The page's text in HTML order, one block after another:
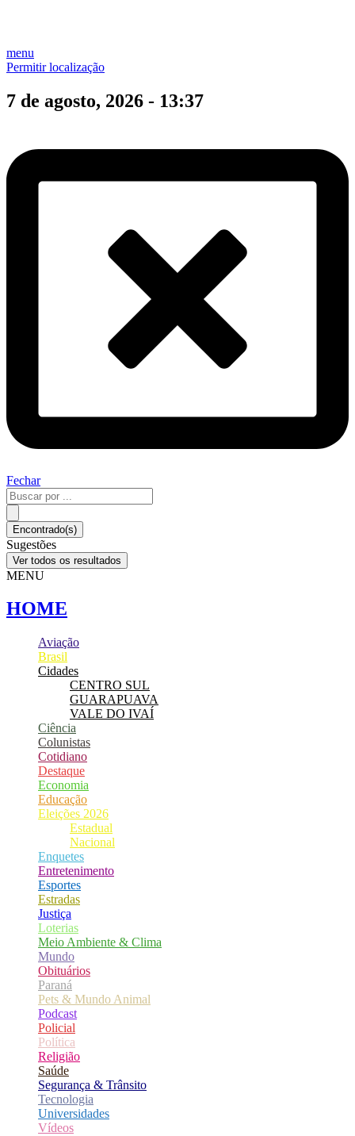
menu
Permitir localização
7 de agosto, 2026 - 13:37
Fechar
Pesquisar
...
Encontrado(s)
Sugestões
Ver todos os resultados
MENU
HOME
Aviação
Brasil
Cidades
CENTRO SUL
GUARAPUAVA
VALE DO IVAÍ
Ciência
Colunistas
Cotidiano
Destaque
Economia
Educação
Eleições 2026
Estadual
Nacional
Enquetes
Entretenimento
Esportes
Estradas
Justiça
Loterias
Meio Ambiente & Clima
Mundo
Obituários
Paraná
Pets & Mundo Animal
Podcast
Policial
Política
Religião
Saúde
Segurança & Trânsito
Tecnologia
Universidades
Vídeos